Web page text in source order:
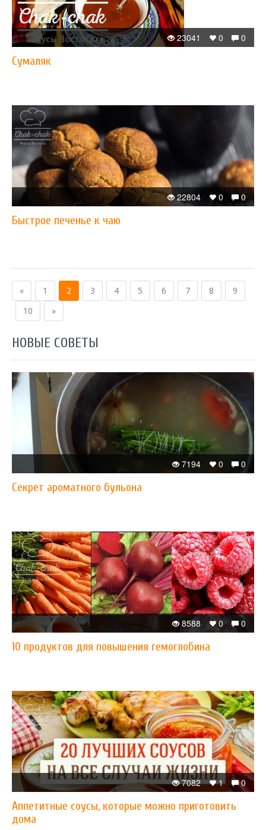
0
0
23041
Сумаляк
0
0
22804
Быстрое печенье к чаю
« 1 2 3 4 5 6 7 8
9
10
»
НОВЫЕ СОВЕТЫ
0
0
7194
Секрет ароматного бульона
0
0
8588
10 продуктов для повышения гемоглобина
0
1
7082
Аппетитные соусы, которые можно приготовить
дома